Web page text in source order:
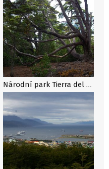
Národní park Tierra del Fuego